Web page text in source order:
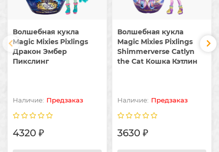
Волшебная кукла
Magic Mixies Pixlings
Дракон Эмбер
Пикслинг
Предзаказ
4320 ₽
Волшебная кукла
Magic Mixies Pixlings
Shimmerverse Catlyn
the Cat Кошка Кэтлин
Предзаказ
3630 ₽